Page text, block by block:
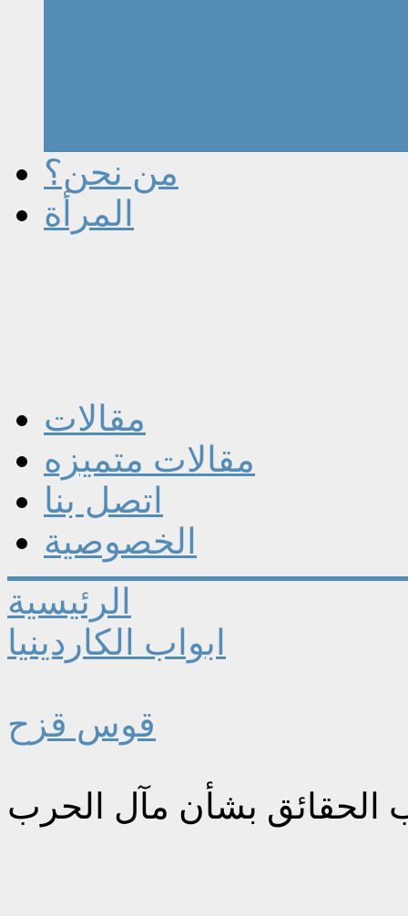
من نحن؟
المرأة
مقالات
مقالات متميزه
اتصل بنا
الخصوصية
الرئيسية
ابواب الكاردينيا
قوس قزح
الحقائق بشأن مآل الحرب